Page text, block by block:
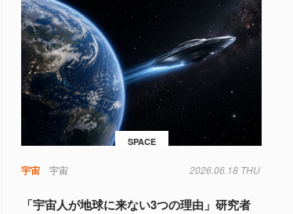
SPACE
宇宙 宇宙 2026.06.18 THU
「宇宙人が地球に来ない3つの理由」研究者